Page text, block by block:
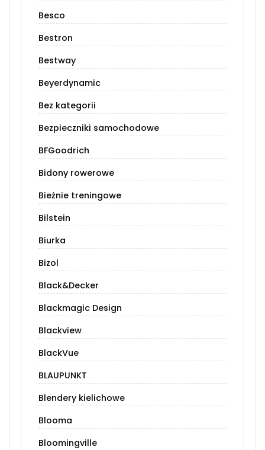
Besco
Bestron
Bestway
Beyerdynamic
Bez kategorii
Bezpieczniki samochodowe
BFGoodrich
Bidony rowerowe
Bieżnie treningowe
Bilstein
Biurka
Bizol
Black&Decker
Blackmagic Design
Blackview
BlackVue
BLAUPUNKT
Blendery kielichowe
Blooma
Bloomingville